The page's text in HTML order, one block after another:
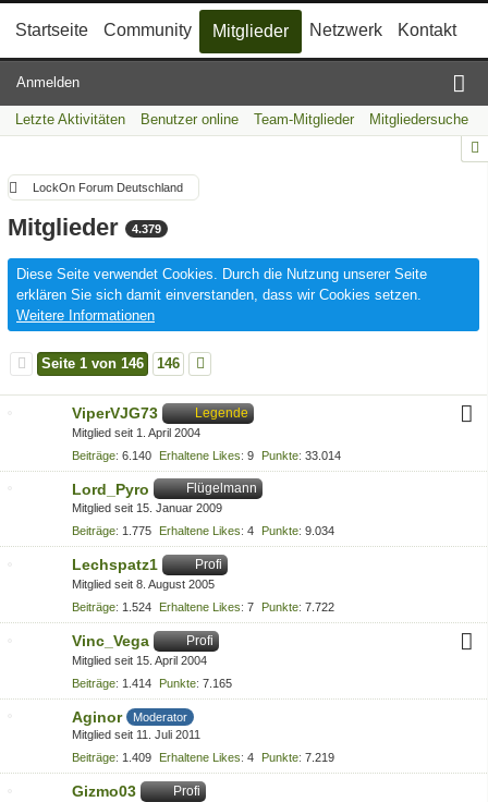
Startseite Community Mitglieder Netzwerk Kontakt
Anmelden
Letzte Aktivitäten Benutzer online Team-Mitglieder Mitgliedersuche
LockOn Forum Deutschland
Mitglieder 4.379
Diese Seite verwendet Cookies. Durch die Nutzung unserer Seite
erklären Sie sich damit einverstanden, dass wir Cookies setzen.
Weitere Informationen
Seite 1 von 146 146
ViperVJG73 Legende
Mitglied seit 1. April 2004
Beiträge 6.140 Erhaltene Likes 9 Punkte 33.014
Lord_Pyro Flügelmann
Mitglied seit 15. Januar 2009
Beiträge 1.775 Erhaltene Likes 4 Punkte 9.034
Lechspatz1 Profi
Mitglied seit 8. August 2005
Beiträge 1.524 Erhaltene Likes 7 Punkte 7.722
Vinc_Vega Profi
Mitglied seit 15. April 2004
Beiträge 1.414 Punkte 7.165
Aginor
Moderator
Mitglied seit 11. Juli 2011
Beiträge 1.409 Erhaltene Likes 4 Punkte 7.219
Gizmo03 Profi